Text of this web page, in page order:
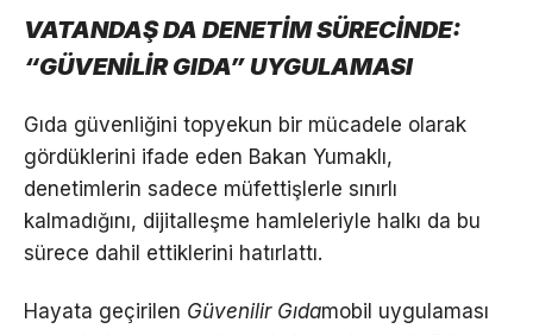
VATANDAŞ DA DENETİM SÜRECİNDE:
“GÜVENİLİR GIDA” UYGULAMASI
Gıda güvenliğini topyekun bir mücadele olarak
gördüklerini ifade eden Bakan Yumaklı,
denetimlerin sadece müfettişlerle sınırlı
kalmadığını, dijitalleşme hamleleriyle halkı da bu
sürece dahil ettiklerini hatırlattı.
Hayata geçirilen Güvenilir Gıdamobil uygulaması